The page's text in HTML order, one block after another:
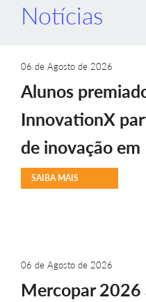
Notícias
06 de Agosto de 2026
Alunos
InnovationX
de inovação
SAIBA MAIS
06 de Agosto de 2026
Mercopar 2026